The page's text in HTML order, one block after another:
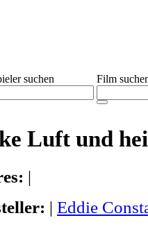
suchen Film
Luft und
|
| Eddie